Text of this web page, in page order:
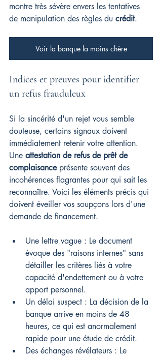
montre très sévère envers les tentatives
de manipulation des règles du crédit.
Voir la banque la moins chère
Indices et preuves pour identifier
un refus frauduleux
Si la sincérité d'un rejet vous semble
douteuse, certains signaux doivent
immédiatement retenir votre attention.
Une attestation de refus de prêt de
complaisance présente souvent des
incohérences flagrantes pour qui sait les
reconnaître. Voici les éléments précis qui
doivent éveiller vos soupçons lors d'une
demande de financement.
Une lettre vague : Le document
évoque des "raisons internes" sans
détailler les critères liés à votre
capacité d'endettement ou à votre
apport personnel.
Un délai suspect : La décision de la
banque arrive en moins de 48
heures, ce qui est anormalement
rapide pour une étude de crédit.
Des échanges révélateurs : Le